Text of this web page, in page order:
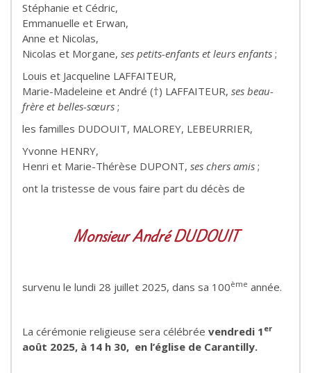
Stéphanie et Cédric,
Emmanuelle et Erwan,
Anne et Nicolas,
Nicolas et Morgane, ses petits-enfants et leurs enfants ;
Louis et Jacqueline LAFFAITEUR,
Marie-Madeleine et André (†) LAFFAITEUR, ses beau-
frère et belles-sœurs ;
les familles DUDOUIT, MALOREY, LEBEURRIER,
Yvonne HENRY,
Henri et Marie-Thérèse DUPONT, ses chers amis ;
ont la tristesse de vous faire part du décès de
Monsieur André DUDOUIT
survenu le lundi 28 juillet 2025, dans sa 100ème année.
La cérémonie religieuse sera célébrée vendredi 1 er
août 2025, à 14 h 30, en l’église de Carantilly.